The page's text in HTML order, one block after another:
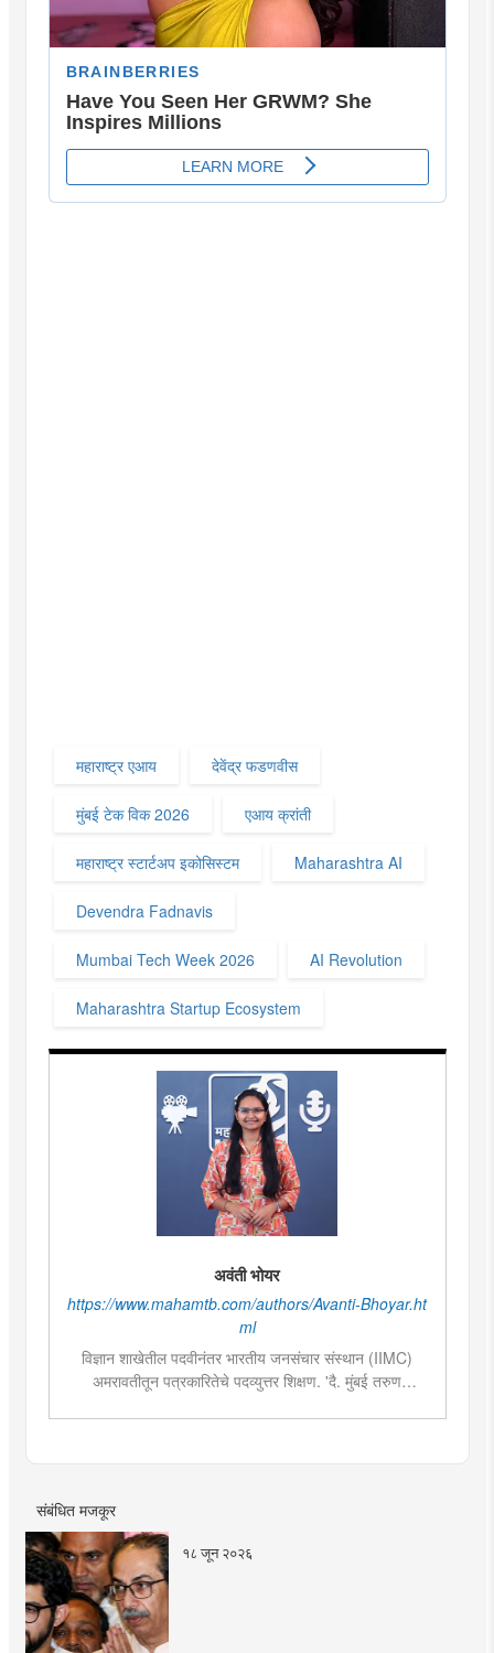
महाराष्ट्र एआय देवेंद्र फडणवीस
मुंबई टेक विक 2026 एआय क्रांती
महाराष्ट्र स्टार्टअप इकोसिस्टम Maharashtra AI
Devendra Fadnavis
Mumbai Tech Week 2026 AI Revolution
Maharashtra Startup Ecosystem
अवंती भोयर
https://www.mahamtb.com/authors/Avanti-Bhoyar.ht
ml
विज्ञान शाखेतील पदवीनंतर भारतीय जनसंचार संस्थान (IIMC)
अमरावतीतून पत्रकारितेचे पदव्युत्तर शिक्षण. 'दै. मुंबई तरुण
संबंधित मजकूर
१८ जून २०२६